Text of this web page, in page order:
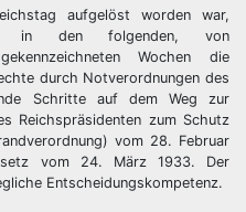
aufgelöst worden war,
in den folgenden, von
Wochen die
durch Notverordnungen des
Schritte auf dem Weg zur
Reichspräsidenten zum Schutz
vom 28. Februar
vom 24. März 1933. Der
Entscheidungskompetenz.